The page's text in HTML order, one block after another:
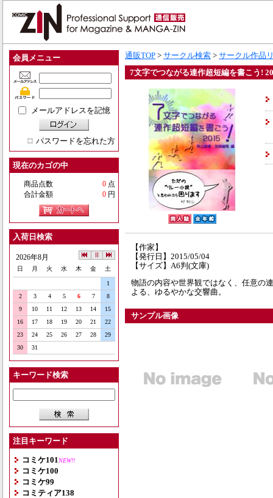
会員メニュー
メールアドレスを記憶
パスワードを忘れた方
現在のカゴの中
商品点数 0 点
合計金額
0 円
入荷日検索
2026年8月
日 月 火 水 木 金 土
1
2
3 4 5 6 7
8
9
10 11 12 13 14
15
16
17 18 19 20 21
22
23
24 25 26 27 28
29
30
31
キーワード検索
注目キーワード
コミケ101 NEW!!
コミケ100
コミケ99
コミティア138
通販TOP > サークル検索 > サークル作品
7文字でつながる連作超短編を書こう!
【作家】
【発行日】2015/05/04
【サイズ】A6判(文庫)
物語の内容や世界観ではなく、任意の
よる、ゆるやかな交響曲。
サンプル画像